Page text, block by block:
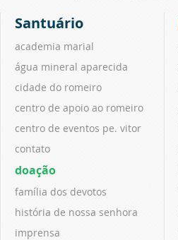
Santuário
academia marial
água mineral aparecida
cidade do romeiro
centro de apoio ao romeiro
centro de eventos pe. vitor
contato
doação
família dos devotos
história de nossa senhora
imprensa